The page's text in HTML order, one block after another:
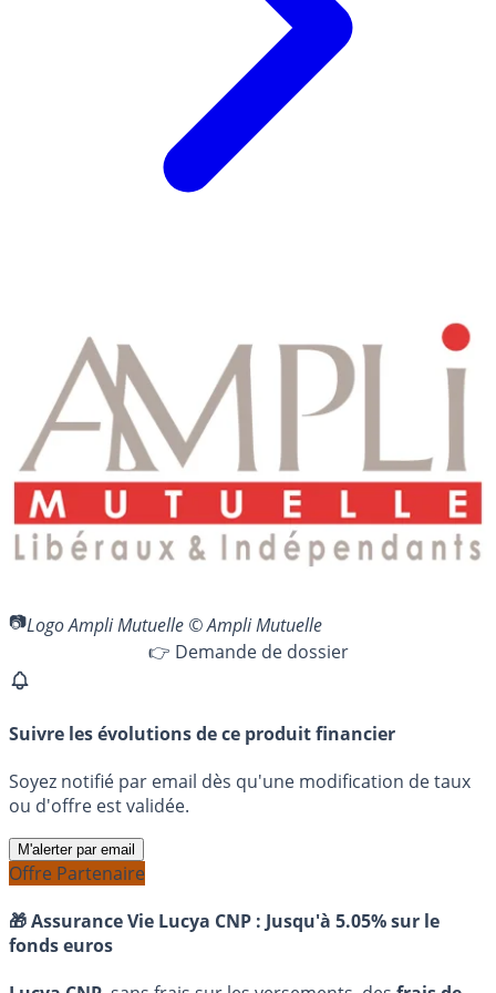
Logo Ampli Mutuelle © Ampli Mutuelle
👉 Demande de dossier
Suivre les évolutions de ce produit financier
Soyez notifié par email dès qu'une modification de taux
ou d'offre est validée.
M'alerter par email
Offre Partenaire
🎁 Assurance Vie Lucya CNP : Jusqu'à 5.05% sur le
fonds euros